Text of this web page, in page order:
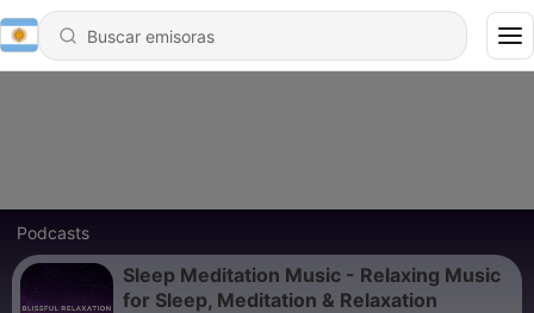
Podcasts
Sleep Meditation Music - Relaxing Music
for Sleep, Meditation & Relaxation